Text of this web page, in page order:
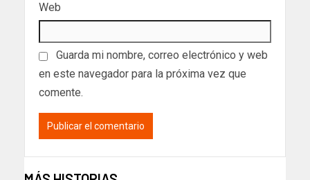
Web
Guarda mi nombre, correo electrónico y web
en este navegador para la próxima vez que
comente.